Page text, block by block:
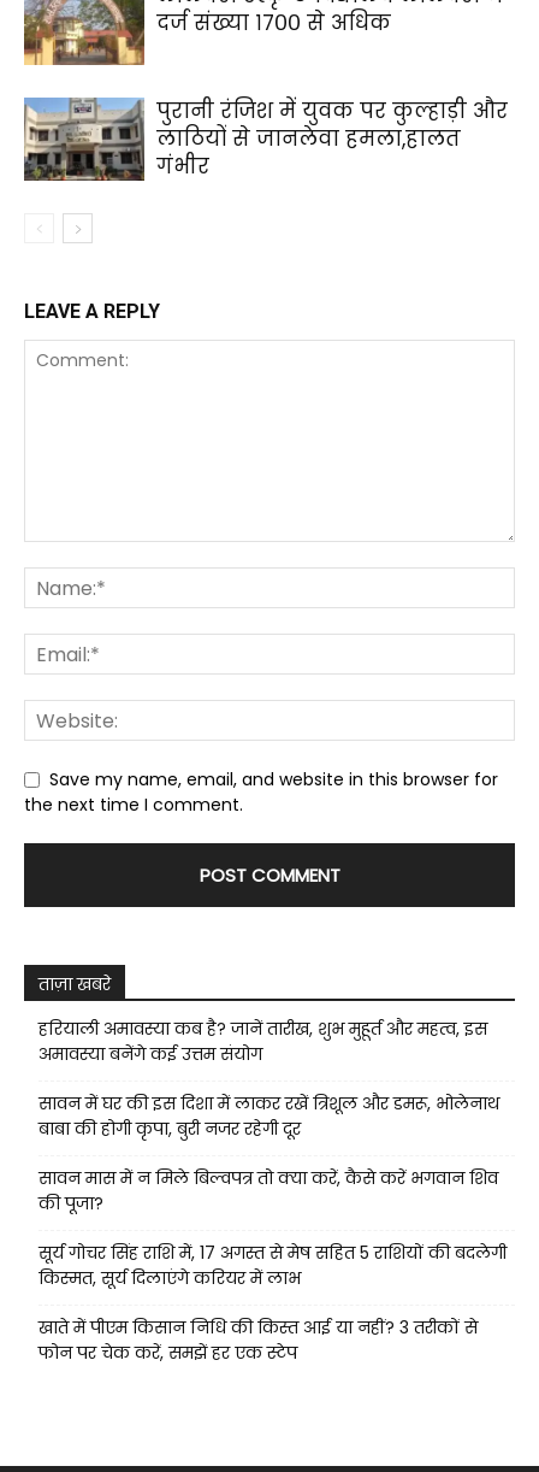
दर्ज संख्या १७०० से अधिक
पुरानी रंजिश में युवक पर कुल्हाड़ी और
लाठियों से जानलेवा हमला,हालत
गंभीर
LEAVE A REPLY
Save my name, email, and website in this browser for
the next time I comment.
ताज़ा खबरे
हरियाली अमावस्या कब है? जानें तारीख, शुभ मुहूर्त और महत्व, इस
अमावस्या बनेंगे कई उत्तम संयोग
सावन में घर की इस दिशा में लाकर रखें त्रिशूल और डमरू, भोलेनाथ
बाबा की होगी कृपा, बुरी नजर रहेगी दूर
सावन मास में न मिले बिल्वपत्र तो क्या करें, कैसे करें भगवान शिव
की पूजा?
सूर्य गोचर सिंह राशि में, 17 अगस्त से मेष सहित 5 राशियों की बदलेगी
किस्मत, सूर्य दिलाएंगे करियर में लाभ
खाते में पीएम किसान निधि की किस्त आई या नहीं? 3 तरीकों से
फोन पर चेक करें, समझें हर एक स्टेप